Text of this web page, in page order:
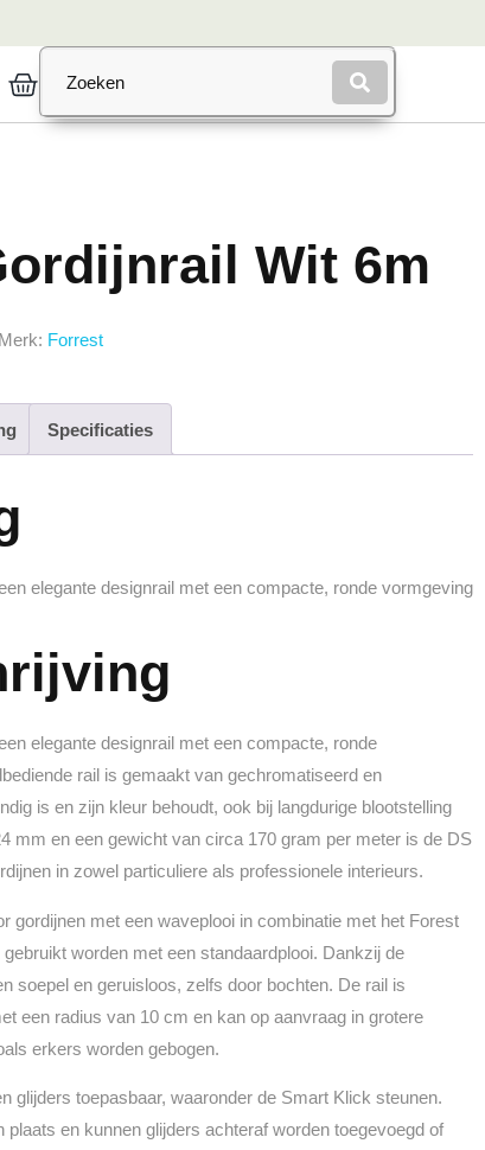
Wit 6m
Merk: Forrest
Specificaties
elegante designrail met een compacte, ronde vormgeving
elegante designrail met een compacte, ronde
rail is gemaakt van gechromatiseerd en
is en zijn kleur behoudt, ook bij langdurige blootstelling
mm en een gewicht van circa 170 gram per meter is de DS
in zowel particuliere als professionele interieurs.
gordijnen met een waveplooi in combinatie met het Forest
worden met een standaardplooi. Dankzij de
soepel en geruisloos, zelfs door bochten. De rail is
een radius van 10 cm en kan op aanvraag in grotere
erkers worden gebogen.
glijders toepasbaar, waaronder de Smart Klick steunen.
en kunnen glijders achteraf worden toegevoegd of